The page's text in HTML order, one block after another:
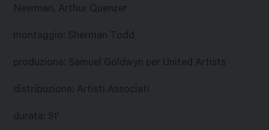
Newman, Arthur Quenzer
montaggio: Sherman Todd
produzione: Samuel Goldwyn per United Artists
distribuzione: Artisti Associati
durata: 91'